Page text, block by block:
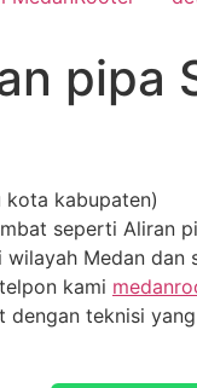
pipa
kota kabupaten)
seperti Aliran
Medan
kami
teknisi